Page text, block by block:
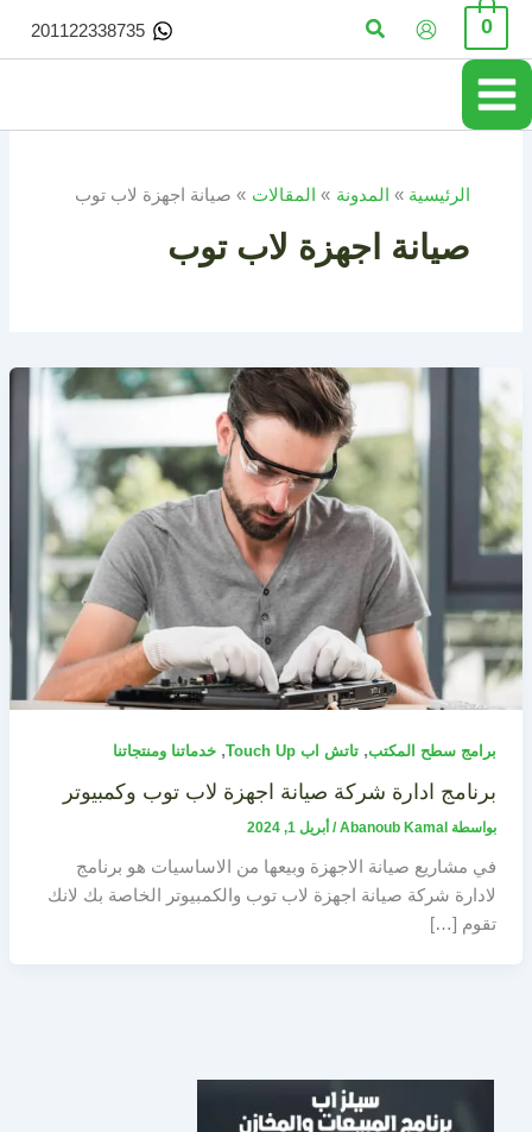
تخطي
المحتوى
0 البحث 201122338735
الرئيسية المدونة المقالات صيانة اجهزة لاب توب
صيانة اجهزة لاب توب
برامج سطح المكتب, تاتش اب Touch Up , خدماتنا ومنتجاتنا
برنامج ادارة شركة صيانة اجهزة لاب توب وكمبيوتر
بواسطة Abanoub Kamal
/ أبريل 1, 2024
في مشاريع صيانة الاجهزة وبيعها من الاساسيات هو برنامج
لادارة شركة صيانة اجهزة لاب توب والكمبيوتر الخاصة بك لانك
تقوم […]